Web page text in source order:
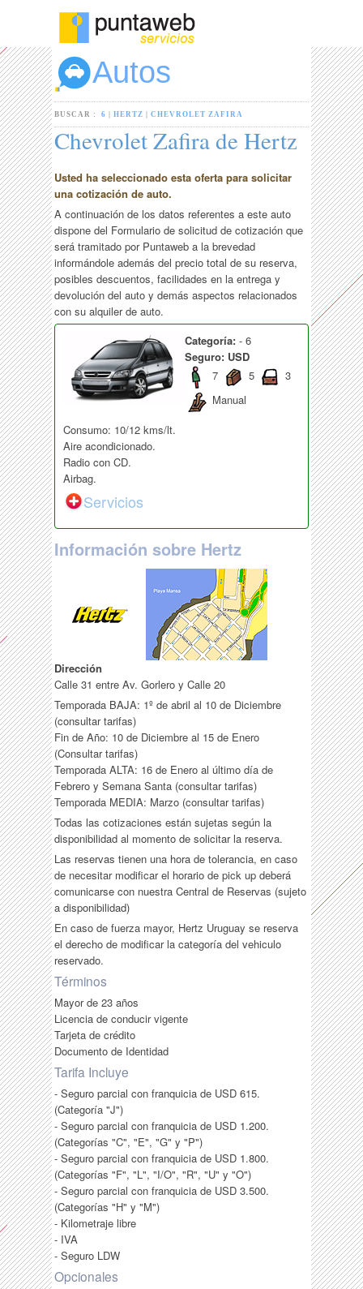
Autos
BUSCAR :6 |HERTZ |CHEVROLET ZAFIRA
Chevrolet Zafira de Hertz
Usted ha seleccionado esta oferta para solicitar
una cotización de auto.
A continuación de los datos referentes a este auto
dispone del Formulario de solicitud de cotización que
será tramitado por Puntaweb a la brevedad
informándole además del precio total de su reserva,
posibles descuentos, facilidades en la entrega y
devolución del auto y demás aspectos relacionados
con su alquiler de auto.
Categoría: - 6
Seguro: USD
7
5
3
Manual
Consumo: 10/12 kms/lt.
Aire acondicionado.
Radio con CD.
Airbag.
Servicios
Información sobre Hertz
Dirección
Calle 31 entre Av. Gorlero y Calle 20
Temporada BAJA: 1º de abril al 10 de Diciembre
(consultar tarifas)
Fin de Año: 10 de Diciembre al 15 de Enero
(Consultar tarifas)
Temporada ALTA: 16 de Enero al último día de
Febrero y Semana Santa (consultar tarifas)
Temporada MEDIA: Marzo (consultar tarifas)
Todas las cotizaciones están sujetas según la
disponibilidad al momento de solicitar la reserva.
Las reservas tienen una hora de tolerancia, en caso
de necesitar modificar el horario de pick up deberá
comunicarse con nuestra Central de Reservas (sujeto
a disponibilidad)
En caso de fuerza mayor, Hertz Uruguay se reserva
el derecho de modificar la categoría del vehiculo
reservado.
Términos
Mayor de 23 años
Licencia de conducir vigente
Tarjeta de crédito
Documento de Identidad
Tarifa Incluye
- Seguro parcial con franquicia de USD 615.
(Categoría "J")
- Seguro parcial con franquicia de USD 1.200.
(Categorías "C", "E", "G" y "P")
- Seguro parcial con franquicia de USD 1.800.
(Categorías "F", "L", "I/O", "R", "U" y "O")
- Seguro parcial con franquicia de USD 3.500.
(Categorías "H" y "M")
- Kilometraje libre
- IVA
- Seguro LDW
Opcionales